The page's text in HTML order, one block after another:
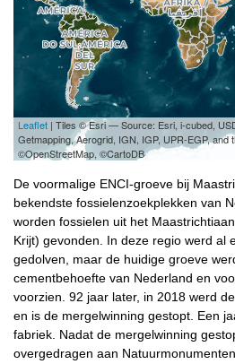
Leaflet | Tiles © Esri — Source: Esri, i-cubed,
Getmapping, Aerogrid, IGN, IGP, UPR-EGP, and
©OpenStreetMap, ©CartoDB
De voormalige ENCI-groeve bij
bekendste fossielenzoekplekken van
worden fossielen uit het
Krijt) gevonden. In deze regio werd al
gedolven, maar de huidige groeve
cementbehoefte van Nederland en
voorzien. 92 jaar later, in 2018 werd
en is de mergelwinning gestopt. Een
fabriek. Nadat de mergelwinning
overgedragen aan